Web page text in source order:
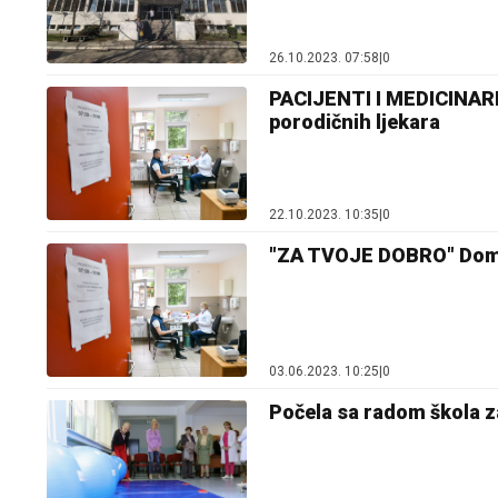
26.10.2023. 07:58 0
PACIJENTI I
porodičnih ljekara
22.10.2023. 10:35 0
"ZA TVOJE DOBRO"
03.06.2023. 10:25 0
Počela sa radom škola